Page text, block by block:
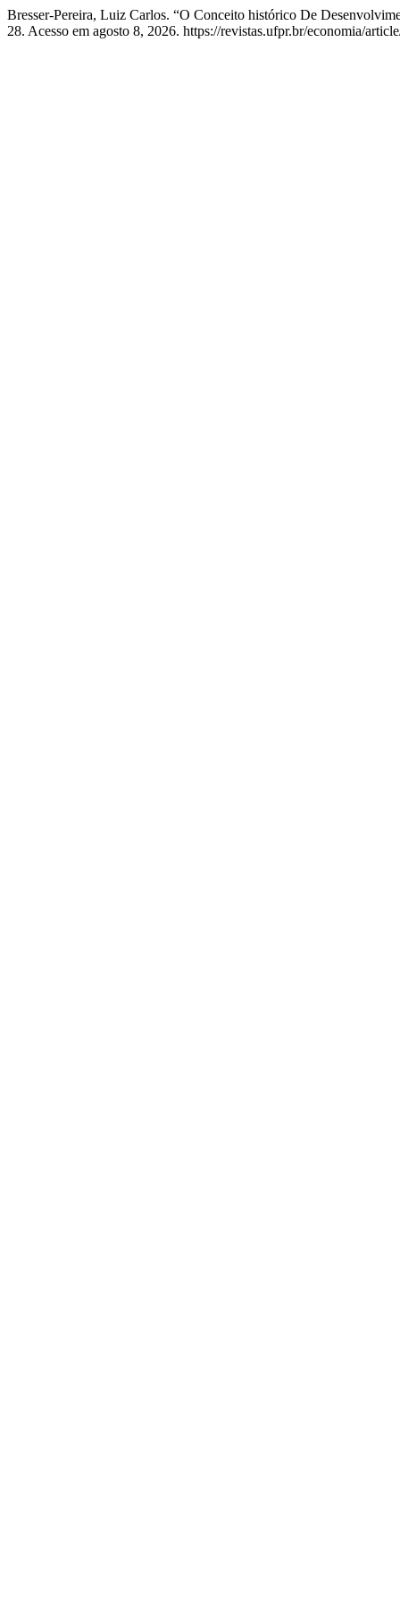
Bresser-Pereira, Luiz Carlos. “O Conceito histórico De
28. Acesso em agosto 8, 2026. https://revistas.ufpr.br/economia/